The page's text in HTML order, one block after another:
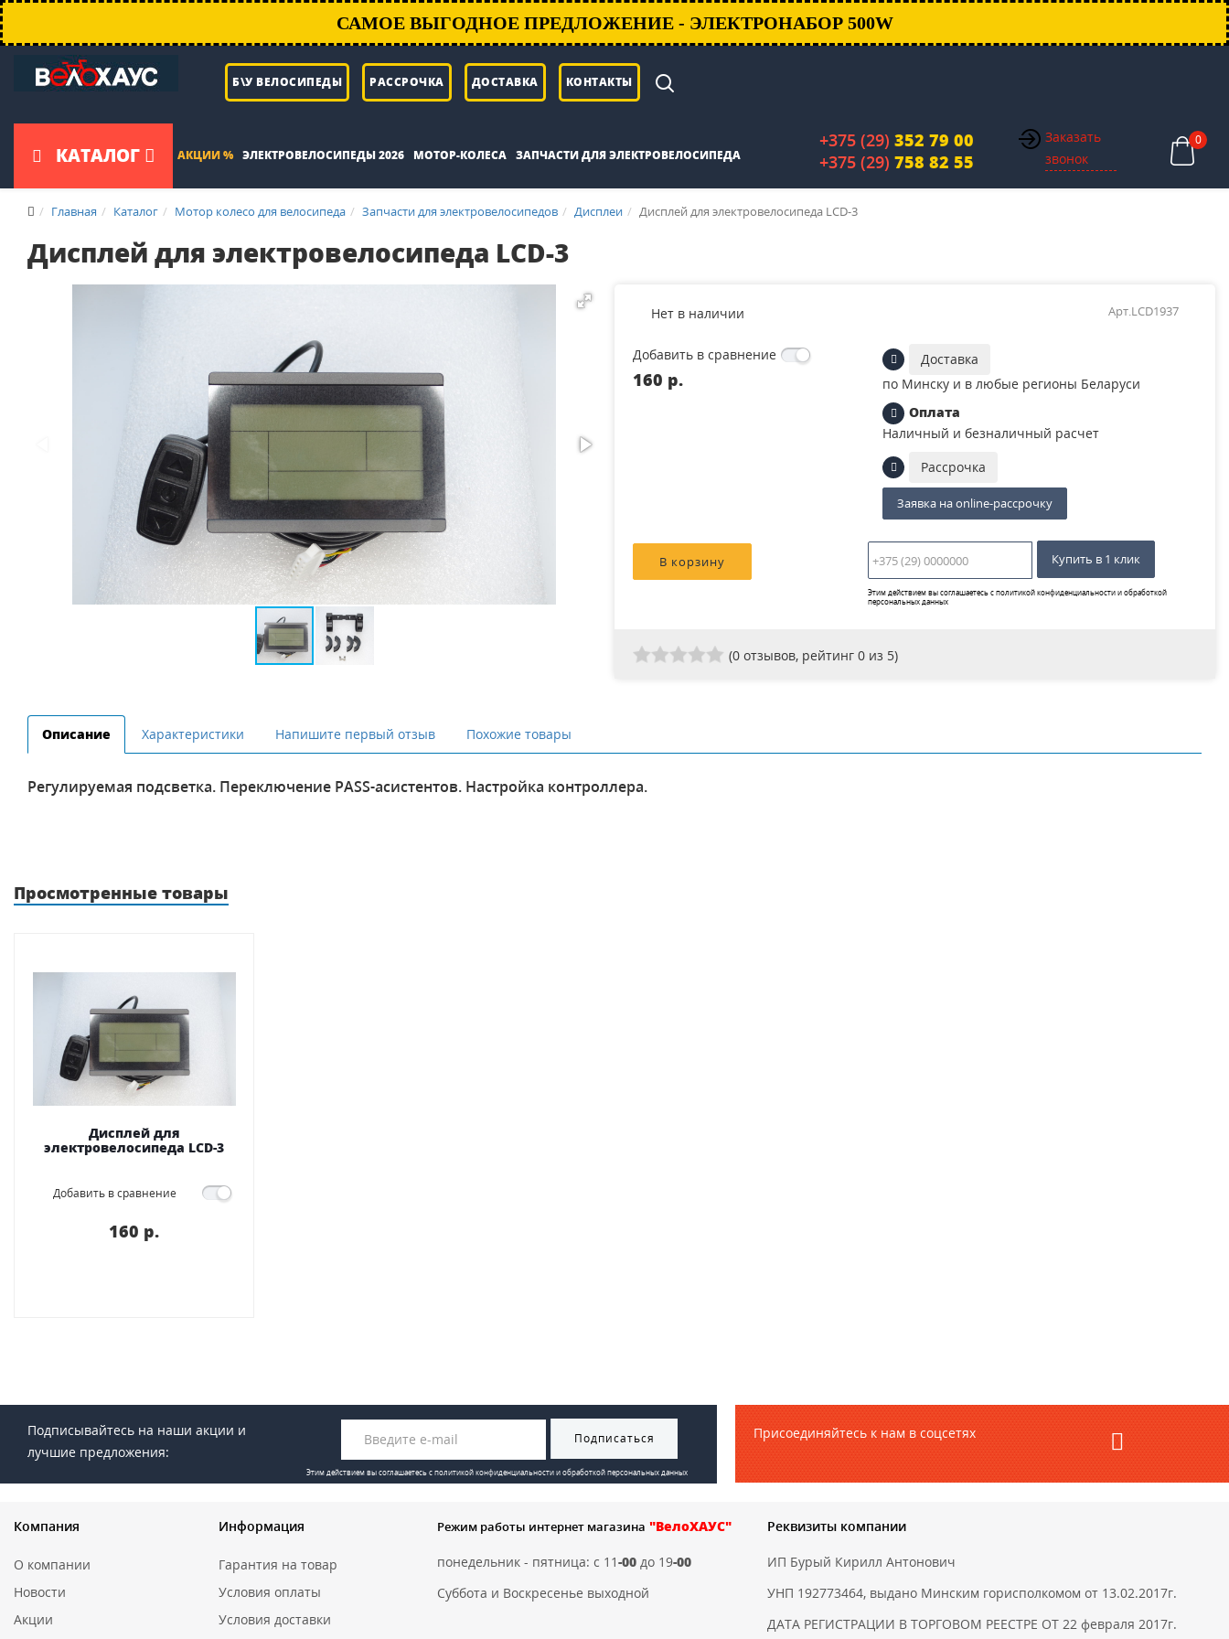
САМОЕ ВЫГОДНОЕ ПРЕДЛОЖЕНИЕ - ЭЛЕКТРОНАБОР 500W
Б\У ВЕЛОСИПЕДЫ РАССРОЧКА ДОСТАВКА КОНТАКТЫ
КАТАЛОГ АКЦИИ % ЭЛЕКТРОВЕЛОСИПЕДЫ 2026 МОТОР-КОЛЕСА ЗАПЧАСТИ ДЛЯ ЭЛЕКТРОВЕЛОСИПЕДА
+375 (29) 352 79 00
+375 (29) 758 82 55
Заказать
звонок
0
Главная Каталог Мотор колесо для велосипеда Запчасти для электровелосипедов Дисплеи Дисплей для электровелосипеда LCD-3
Дисплей для электровелосипеда LCD-3
Нет в наличии Арт.LCD1937
Добавить в сравнение
160 p.
Доставка
по Минску и в любые регионы Беларуси
Оплата
Наличный и безналичный расчет
Рассрочка
Заявка на online-рассрочку
Купить в 1 клик
Этим действием вы соглашаетесь сполитикой конфиденциальности и обработкой
персональных данных
(0 отзывов, рейтинг 0 из 5)
Описание Характеристики Напишите первый отзыв Похожие товары
Регулируемая подсветка. Переключение PASS-асистентов. Настройка контроллера.
Просмотренные товары
Дисплей для
электровелосипеда LCD-3
Добавить в сравнение
160 p.
Подписывайтесь на наши акции и
лучшие предложения:
Подписаться
Этим действием вы соглашаетесь сполитикой конфиденциальности и обработкой персональных данных
Присоединяйтесь к нам в соцсетях
Компания
О компании
Новости
Акции
Информация
Гарантия на товар
Условия оплаты
Условия доставки
Режим работы интернет магазина "ВелоХАУС"
понедельник - пятница: с 11-00 до 19-00
Суббота и Воскресенье выходной
Реквизиты компании
ИП Бурый Кирилл Антонович
УНП 192773464, выдано Минским горисполкомом от 13.02.2017г.
ДАТА РЕГИСТРАЦИИ В ТОРГОВОМ РЕЕСТРЕ ОТ 22 февраля 2017г.